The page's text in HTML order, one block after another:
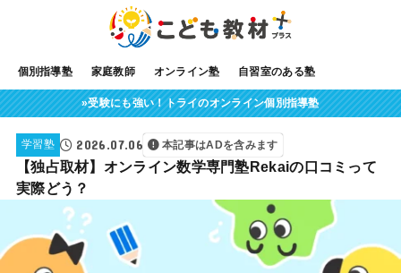
個別指導塾 家庭教師 オンライン塾 自習室のある塾
»受験にも強い！トライのオンライン個別指導塾
学習塾 2026.07.06 本記事はADを含みます
【独占取材】オンライン数学専門塾Rekaiの口コミって
実際どう？